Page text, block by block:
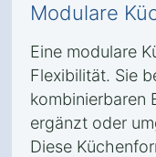
Modulare
Eine modulare
Flexibilität. Sie
kombinierbaren
ergänzt oder
Diese